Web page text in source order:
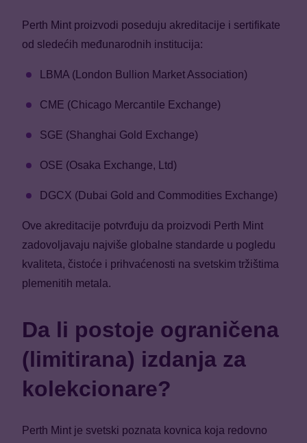
Perth Mint proizvodi poseduju akreditacije i sertifikate
od sledećih međunarodnih institucija:
LBMA (London Bullion Market Association)
CME (Chicago Mercantile Exchange)
SGE (Shanghai Gold Exchange)
OSE (Osaka Exchange, Ltd)
DGCX (Dubai Gold and Commodities Exchange)
Ove akreditacije potvrđuju da proizvodi Perth Mint
zadovoljavaju najviše globalne standarde u pogledu
kvaliteta, čistoće i prihvaćenosti na svetskim tržištima
plemenitih metala.
Da li postoje ograničena
(limitirana) izdanja za
kolekcionare?
Perth Mint je svetski poznata kovnica koja redovno